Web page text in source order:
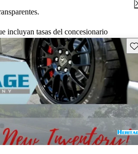
incluyan tasas del concesionario